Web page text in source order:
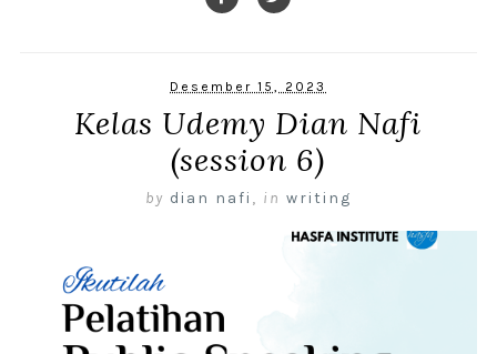
Desember 15, 2023
Kelas Udemy Dian Nafi
(session 6)
by dian nafi , in writing